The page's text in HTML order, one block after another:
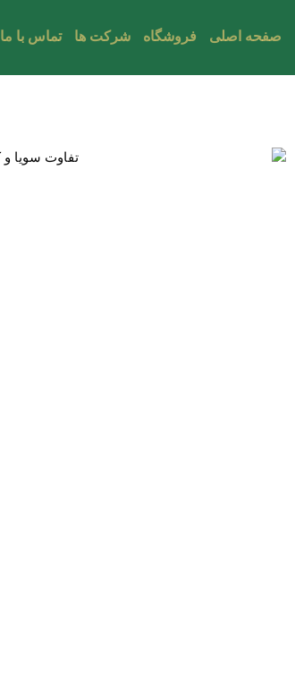
صفحه اصلی فروشگاه شرکت ها تماس با ما